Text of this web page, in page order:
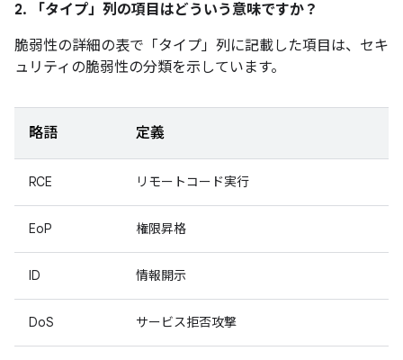
2. 「タイプ」 列の項目はどういう意味ですか？
脆弱性の詳細の表で「タイプ」 列に記載した項目は、セキ
ュリティの脆弱性の分類を示しています。
略語 定義
RCE リモートコード実行
EoP 権限昇格
ID 情報開示
DoS サービス拒否攻撃